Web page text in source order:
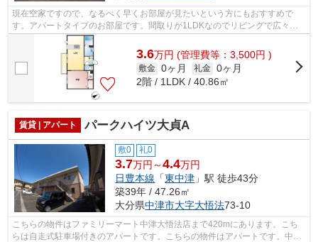
現在空家ですので、なるべく早くお部屋が見たいという方にもおすすめで
す。アパートタイプのお部屋です。間取りが1LDKなのでリビングで広々と
楽しい時間を過ごせます。2台分の駐車スペ...
3.6万円 (管理費等：3,500円 )
敷金 0ヶ月 礼金 0ヶ月
2階 / 1LDK / 40.86㎡
賃貸 | アパート パークハイツ大貞A
敷0 礼0
3.7万円～4.4万円
日豊本線 「東中津 」駅 徒歩43分
築39年 / 47.26㎡
大分県中津市大字大悟法73-10
こちらの物件はファミリーマート中津大悟法店まで420mにあります。こち
らは自走式駐車場付きのアパートです。こちらの物件はアパートです。中津